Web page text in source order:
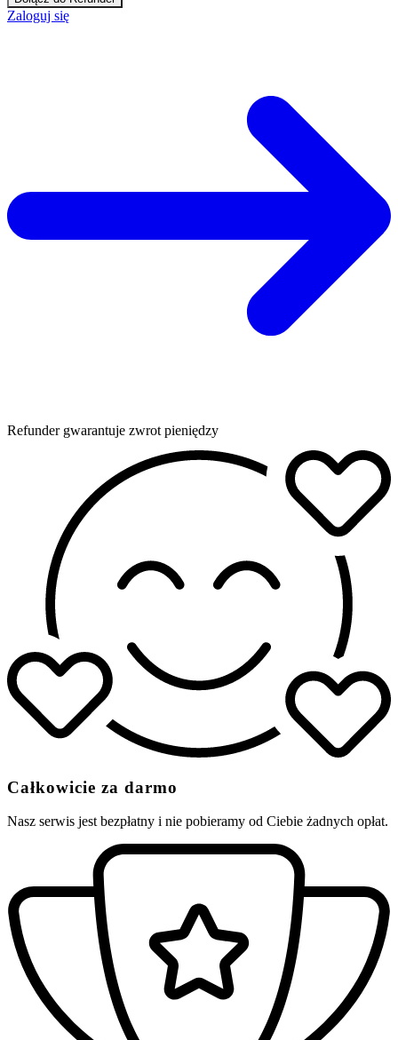
Zaloguj się
Refunder gwarantuje zwrot pieniędzy
Całkowicie za darmo
Nasz serwis jest bezpłatny i nie pobieramy od Ciebie żadnych opłat.